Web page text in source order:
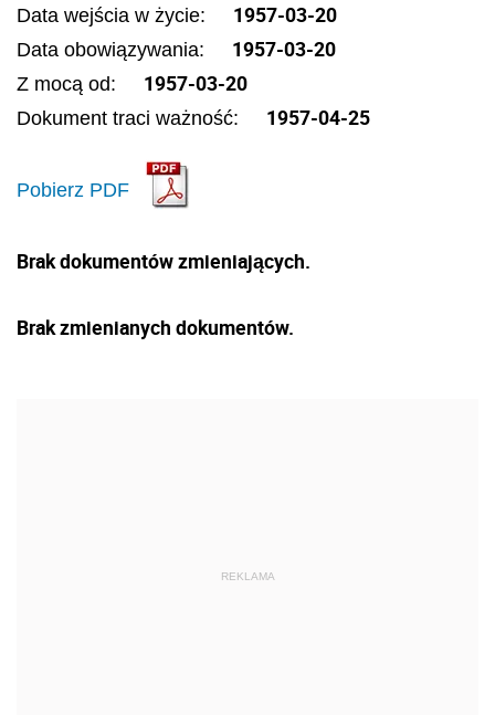
Data wejścia w życie: 1957-03-20
Data obowiązywania: 1957-03-20
Z mocą od: 1957-03-20
Dokument traci ważność: 1957-04-25
Pobierz PDF
Brak dokumentów zmieniających.
Brak zmienianych dokumentów.